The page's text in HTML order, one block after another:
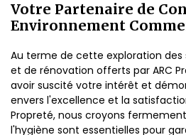
Votre Partenaire de
Environnement
Au terme de cette exploration
et de rénovation offerts par ARC
avoir suscité votre intérêt et
envers l'excellence et la
Propreté, nous croyons
l'hygiène sont essentielles pour